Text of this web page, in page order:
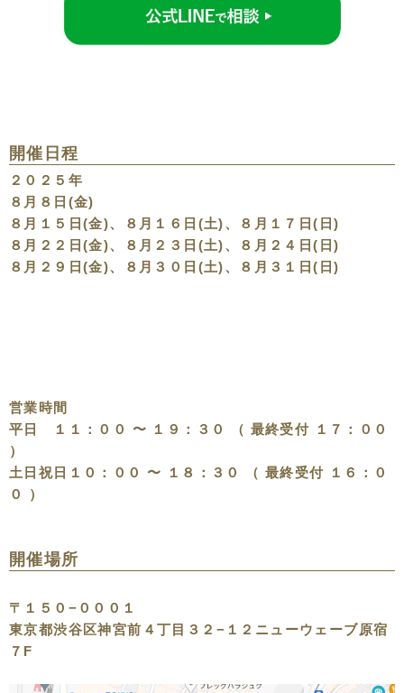
開催日程
２０２５年
８月８日(金)
８月１５日(金)、８月１６日(土)、８月１７日(日)
８月２２日(金)、８月２３日(土)、８月２４日(日)
８月２９日(金)、８月３０日(土)、８月３１日(日)
営業時間
平日 １１：００ 〜 １９：３０ （ 最終受付 １７：００
）
土日祝日１０：００ 〜 １８：３０ （ 最終受付 １６：０
０ ）
開催場所
〒１５０−０００１
東京都渋谷区神宮前４丁目３２−１２ニューウェーブ原宿
７F